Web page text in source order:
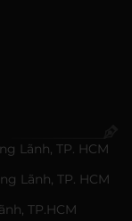
Lãnh, TP. HCM
Lãnh, TP. HCM
TP.HCM